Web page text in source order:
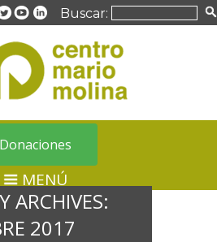
Buscar:
Donaciones
MENÚ
ARCHIVES:
2017